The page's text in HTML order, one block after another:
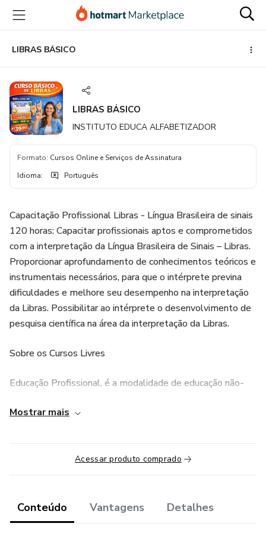
para
conteúdo
principal
para
pagamento
para
rodapé
LIBRAS BÁSICO
LIBRAS BÁSICO
INSTITUTO EDUCA ALFABETIZADOR
Formato: Cursos Online e Serviços de Assinatura
Idioma: Português
Capacitação Profissional Libras - Língua Brasileira de sinais
120 horas: Capacitar profissionais aptos e comprometidos
com a interpretação da Língua Brasileira de Sinais – Libras.
Proporcionar aprofundamento de conhecimentos teóricos e
instrumentais necessários, para que o intérprete previna
dificuldades e melhore seu desempenho na interpretação
da Libras. Possibilitar ao intérprete o desenvolvimento de
pesquisa científica na área da interpretação da Libras.
Sobre os Cursos Livres
Educação Profissional, é a modalidade de educação não-
trabalhador conhecimentos que lhe permitam
trabalho. Conforme a Lei nº. 9394/96, o Decreto nº.
5.154/04 e a Deliberação CEE 14/97 (Indicação CEE
14/97) citam que os cursos chamados “Livres” não
de posterior reconhecimento do Conselho de Educação
competente.
Mostrar mais
Acessar produto comprado
Conteúdo Vantagens Detalhes